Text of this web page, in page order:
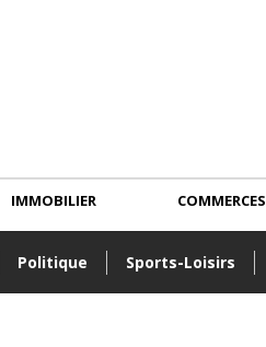
Politique Sports-Loisirs
IMMOBILIER COMMERCES